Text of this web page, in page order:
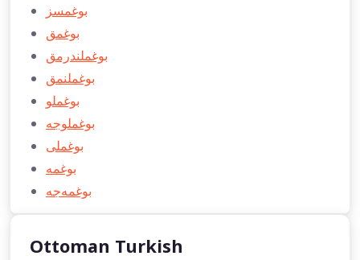
بوغمسز
بوغمق
بوغملندرمق
بوغملنمق
بوغملو
بوغملوجه
بوغملی
بوغمه
بوغمه‌جه
Ottoman Turkish